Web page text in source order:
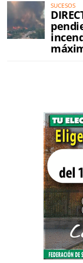
SUCESOS